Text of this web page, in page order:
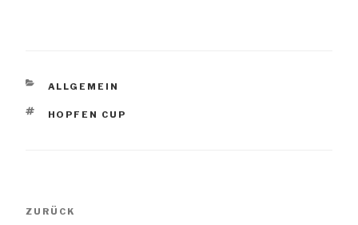
KATEGORIEN
ALLGEMEIN
SCHLAGWÖRTER
HOPFEN CUP
Vorheriger
ZURÜCK